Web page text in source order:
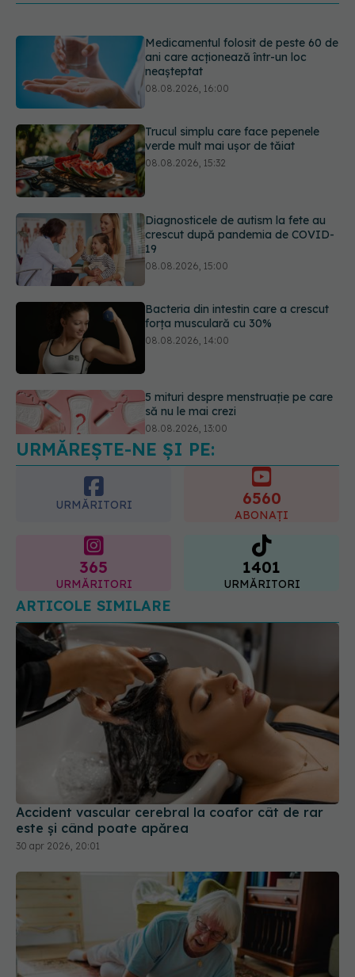
Trucul simplu care face pepenele
verde mult mai ușor de tăiat
08.08.2026, 15:32
Diagnosticele de autism la fete au
crescut după pandemia de COVID-
19
Bacteria din intestin care a crescut
forța musculară cu 30%
08.08.2026, 14:00
5 mituri despre menstruație pe care
să nu le mai crezi
08.08.2026, 13:00
Medicamentul folosit de peste 60 de
ani care acționează într-un loc
neașteptat
08.08.2026, 16:00
URMĂREȘTE-NE ȘI PE:
URMĂRITORI
365 1401
URMĂRITORI
ARTICOLE SIMILARE
Accident vascular cerebral la coafor cât de rar
este și când poate apărea
30 apr 2026, 20:01